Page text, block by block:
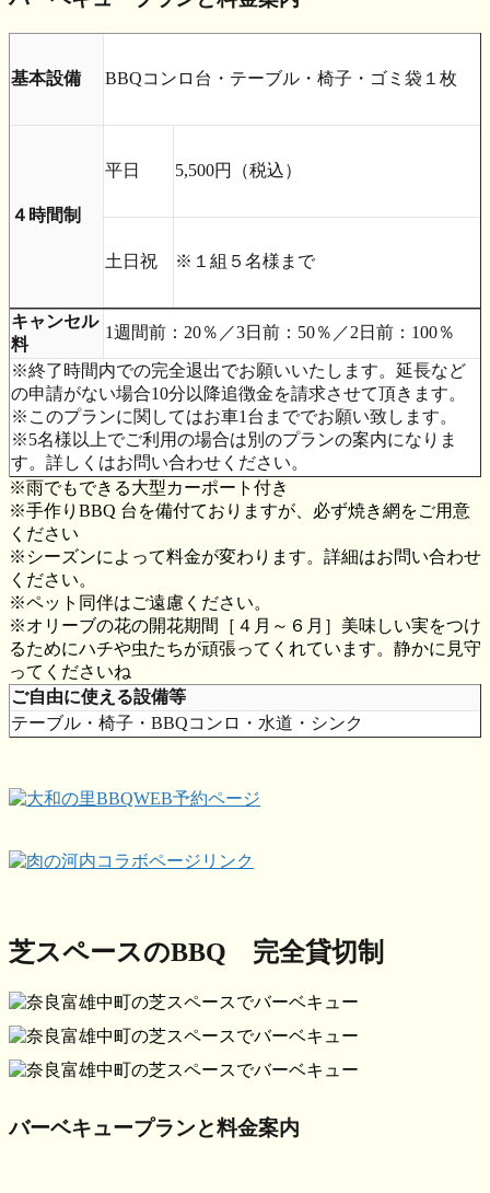
基本設備 BBQコンロ台・テーブル・椅子・ゴミ袋１枚
４時間制
平日 5,500円（税込）
土日祝 ※１組５名様まで
キャンセル
料
1週間前：20％／3日前：50％／2日前：100％
※終了時間内での完全退出でお願いいたします。延長など
の申請がない場合10分以降追徴金を請求させて頂きます。
※このプランに関してはお車1台まででお願い致します。
※5名様以上でご利用の場合は別のプランの案内になりま
す。詳しくはお問い合わせください。
※雨でもできる大型カーポート付き
※手作りBBQ 台を備付ておりますが、必ず焼き網をご用意
ください
※シーズンによって料金が変わります。詳細はお問い合わせ
ください。
※ペット同伴はご遠慮ください。
※オリーブの花の開花期間［４月～６月］美味しい実をつけ
るためにハチや虫たちが頑張ってくれています。静かに見守
ってくださいね
ご自由に使える設備等
テーブル・椅子・BBQコンロ・水道・シンク
芝スペースのBBQ 完全貸切制
バーベキュープランと料金案内